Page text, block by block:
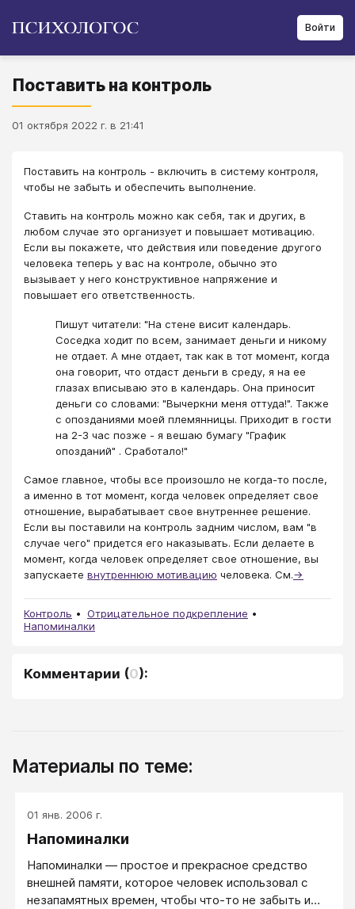
Войти
Поставить на контроль
01 октября 2022 г. в 21:41
Поставить на контроль - включить в систему контроля,
чтобы не забыть и обеспечить выполнение.
Ставить на контроль можно как себя, так и других, в
любом случае это организует и повышает мотивацию.
Если вы покажете, что действия или поведение другого
человека теперь у вас на контроле, обычно это
вызывает у него конструктивное напряжение и
повышает его ответственность.
Пишут читатели: "На стене висит календарь.
Соседка ходит по всем, занимает деньги и никому
не отдает. А мне отдает, так как в тот момент, когда
она говорит, что отдаст деньги в среду, я на ее
глазах вписываю это в календарь. Она приносит
деньги со словами: "Вычеркни меня оттуда!". Также
с опозданиями моей племянницы. Приходит в гости
на 2-3 час позже - я вешаю бумагу "График
опозданий" . Сработало!"
Самое главное, чтобы все произошло не когда-то после,
а именно в тот момент, когда человек определяет свое
отношение, вырабатывает свое внутреннее решение.
Если вы поставили на контроль задним числом, вам "в
случае чего" придется его наказывать. Если делаете в
момент, когда человек определяет свое отношение, вы
запускаете внутреннюю мотивацию человека. См.→
Контроль
Отрицательное подкрепление
Напоминалки
Комментарии (0):
Материалы по теме:
01 янв. 2006 г.
Напоминалки
Напоминалки — простое и прекрасное средство
внешней памяти, которое человек использовал с
незапамятных времен, чтобы что-то не забыть и